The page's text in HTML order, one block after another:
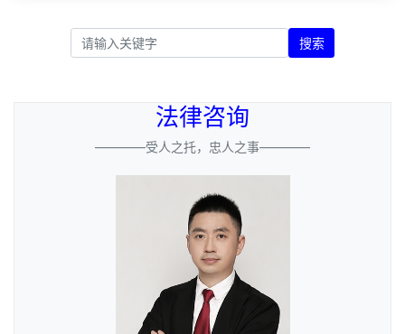
搜索
法律咨询
————受人之托，忠人之事————